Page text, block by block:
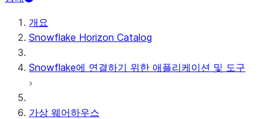
개요
Snowflake Horizon Catalog
Snowflake에 연결하기 위한 애플리케이션 및 도구
가상 웨어하우스